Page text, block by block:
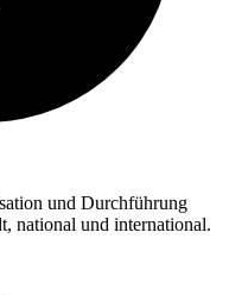
und Durchführung
national und international.